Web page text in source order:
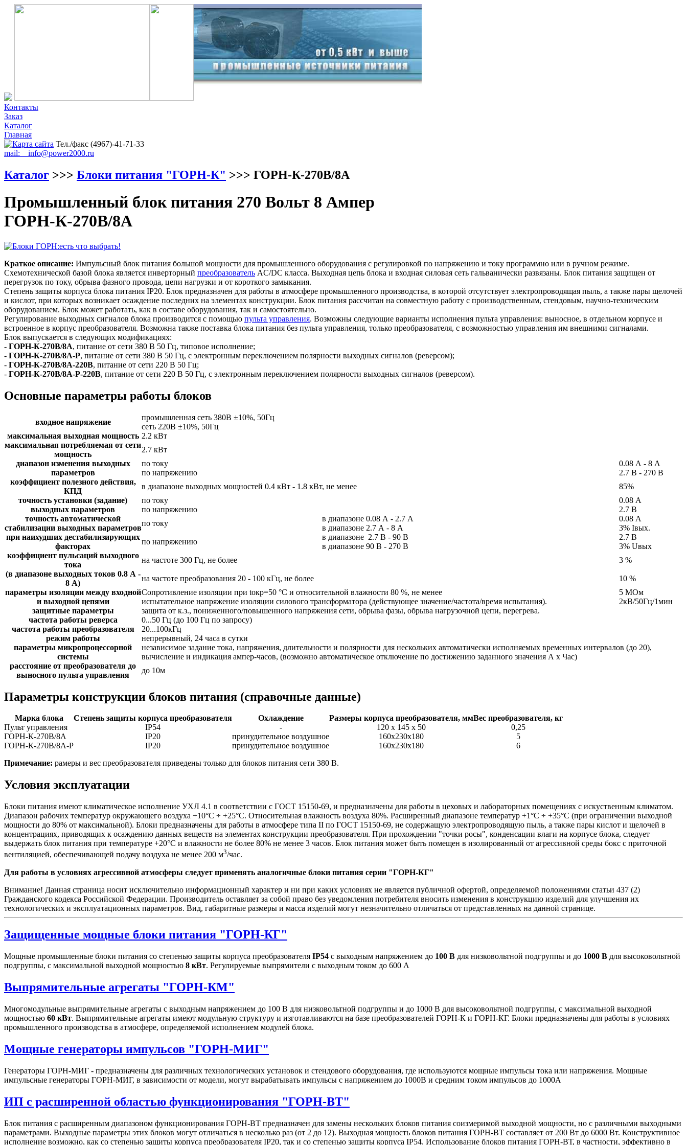
Контакты
Заказ
Каталог
Главная
Тел./факс (4967)-41-71-33
mail: info@power2000.ru
Каталог >>> Блоки питания "ГОРН-К" >>> ГОРН-К-270В/8А
Промышленный блок питания 270 Вольт 8 Ампер
ГОРН-К-270В/8А
Краткое описание: Импульсный блок питания большой мощности для промышленного оборудования с регулировкой по напряжению и току программно или в ручном режиме.
Схемотехнической базой блока является инверторный преобразователь AC/DC класса. Выходная цепь блока и входная силовая сеть гальванически развязаны. Блок питания защищен от
перегрузок по току, обрыва фазного провода, цепи нагрузки и от короткого замыкания.
Степень защиты корпуса блока питания IP20. Блок предназначен для работы в атмосфере промышленного производства, в которой отсутствует электропроводящая пыль, а также пары щелочей
и кислот, при которых возникает осаждение последних на элементах конструкции. Блок питания рассчитан на совместную работу с производственным, стендовым, научно-техническим
оборудованием. Блок может работать, как в составе оборудования, так и самостоятельно.
Регулирование выходных сигналов блока производится с помощью пульта управления. Возможны следующие варианты исполнения пульта управления: выносное, в отдельном корпусе и
встроенное в корпус преобразователя. Возможна также поставка блока питания без пульта управления, только преобразователя, с возможностью управления им внешними сигналами.
Блок выпускается в следующих модификациях:
- ГОРН-К-270В/8А, питание от сети 380 В 50 Гц, типовое исполнение;
- ГОРН-К-270В/8А-Р, питание от сети 380 В 50 Гц, с электронным переключением полярности выходных сигналов (реверсом);
- ГОРН-К-270В/8А-220В, питание от сети 220 В 50 Гц;
- ГОРН-К-270В/8А-Р-220В, питание от сети 220 В 50 Гц, с электронным переключением полярности выходных сигналов (реверсом).
Основные параметры работы блоков
входное напряжение
промышленная сеть 380В ±10%, 50Гц
сеть 220В ±10%, 50Гц
максимальная выходная мощность 2.2 кВт
максимальная потребляемая от сети
мощность
2.7 кВт
диапазон изменения выходных
параметров
по току
0.08 А - 8 А
по напряжению
2.7 В - 270 В
коэффициент полезного действия,
КПД
в диапазоне выходных мощностей 0.4 кВт - 1.8 кВт, не менее
85%
точность установки (задание)
выходных параметров
по току
0.08 А
по напряжению
2.7 В
точность автоматической
стабилизации выходных параметров
при наихудших дестабилизирующих
факторах
по току
в диапазоне 0.08 А - 2.7 А
0.08 А
в диапазоне 2.7 А - 8 А
3% Iвых.
по напряжению
в диапазоне 2.7 В - 90 В
2.7 В
в диапазоне 90 В - 270 В
3% Uвых
коэффициент пульсаций выходного
тока
(в диапазоне выходных токов 0.8 А -
8 А)
на частоте 300 Гц, не более 3 %
на частоте преобразования 20 - 100 кГц, не более
10 %
параметры изоляции между входной
и выходной цепями
Сопротивление изоляции при tокр=50 °С и относительной влажности 80 %, не менее
5 МОм
испытательное напряжение изоляции силового трансформатора (действующее значение/частота/время испытания).
2кВ/50Гц/1мин
защитные параметры
защита от к.з., пониженного/повышенного напряжения сети, обрыва фазы, обрыва нагрузочной цепи, перегрева.
частота работы реверса
0...50 Гц (до 100 Гц по запросу)
частота работы преобразователя
20...100кГц
режим работы
непрерывный, 24 часа в сутки
параметры микропроцессорной
системы
независимое задание тока, напряжения, длительности и полярности для нескольких автоматически исполняемых временных интервалов (до 20),
вычисление и индикация ампер-часов, (возможно автоматическое отключение по достижению заданного значения А х Час)
расстояние от преобразователя до
выносного пульта управления
до 10м
Параметры конструкции блоков питания (справочные данные)
Марка блока Степень защиты корпуса преобразователя Охлаждение Размеры корпуса преобразователя, ммВес преобразователя, кг
Пульт управления
IP54 - 120 х 145 х 50
0,25
ГОРН-К-270В/8А
IP20 принудительное воздушное 160х230х180
5
ГОРН-К-270В/8А-Р
IP20 принудительное воздушное 160х230х180
6
Примечание: рамеры и вес преобразователя приведены только для блоков питания сети 380 В.
Условия эксплуатации
Блоки питания имеют климатическое исполнение УХЛ 4.1 в соответствии с ГОСТ 15150-69, и предназначены для работы в цеховых и лабораторных помещениях с искуственным климатом.
Диапазон рабочих температур окружающего воздуха +10°С ÷ +25°С. Относительная влажность воздуха 80%. Расширенный диапазоне температур +1°С ÷ +35°С (при ограничении выходной
мощности до 80% от максимальной). Блоки предназначены для работы в атмосфере типа II по ГОСТ 15150-69, не содержащую электропроводящую пыль, а также пары кислот и щелочей в
концентрациях, приводящих к осаждению данных веществ на элементах конструкции преобразователя. При прохождении "точки росы", конденсации влаги на корпусе блока, следует
выдержать блок питания при температуре +20°С и влажности не более 80% не менее 3 часов. Блок питания может быть помещен в изолированный от агрессивной среды бокс с приточной
вентиляцией, обеспечивающей подачу воздуха не менее 200 м3/час.
Для работы в условиях агрессивной атмосферы следует применять аналогичные блоки питания серии "ГОРН-КГ"
Внимание! Данная страница носит исключительно информационный характер и ни при каких условиях не является публичной офертой, определяемой положениями статьи 437 (2)
Гражданского кодекса Российской Федерации. Производитель оставляет за собой право без уведомления потребителя вносить изменения в конструкцию изделий для улучшения их
технологических и эксплуатационных параметров. Вид, габаритные размеры и масса изделий могут незначительно отличаться от представленных на данной странице.
Защищенные мощные блоки питания "ГОРН-КГ"
Мощные промышленные блоки питания со степенью защиты корпуса преобразователя IP54 с выходным напряжением до 100 В для низковольтной подгруппы и до 1000 В для высоковольтной
подгруппы, с максимальной выходной мощностью 8 кВт. Регулируемые выпрямители с выходным током до 600 А
Выпрямительные агрегаты "ГОРН-КМ"
Многомодульные выпрямительные агрегаты с выходным напряжением до 100 В для низковольтной подгруппы и до 1000 В для высоковольтной подгруппы, с максимальной выходной
мощностью 60 кВт. Выпрямительные агрегаты имеют модульную структуру и изготавливаются на базе преобразователей ГОРН-К и ГОРН-КГ. Блоки предназначены для работы в условиях
промышленного производства в атмосфере, определяемой исполнением модулей блока.
Мощные генераторы импульсов "ГОРН-МИГ"
Генераторы ГОРН-МИГ - предназначены для различных технологических установок и стендового оборудования, где используются мощные импульсы тока или напряжения. Мощные
импульсные генераторы ГОРН-МИГ, в зависимости от модели, могут вырабатывать импульсы c напряжением до 1000В и средним током импульсов до 1000А
ИП с расширенной областью функционирования "ГОРН-ВТ"
Блок питания с расширенным диапазоном функционирования ГОРН-ВТ предназначен для замены нескольких блоков питания соизмеримой выходной мощности, но с различными выходными
параметрами. Выходные параметры этих блоков могут отличаться в несколько раз (от 2 до 12). Выходная мощность блоков питания ГОРН-ВТ составляет от 200 Вт до 6000 Вт. Конструктивное
исполнение возможно, как со степенью защиты корпуса преобразователя IP20, так и со степенью защиты корпуса IP54. Использование блоков питания ГОРН-ВТ, в частности, эффективно в